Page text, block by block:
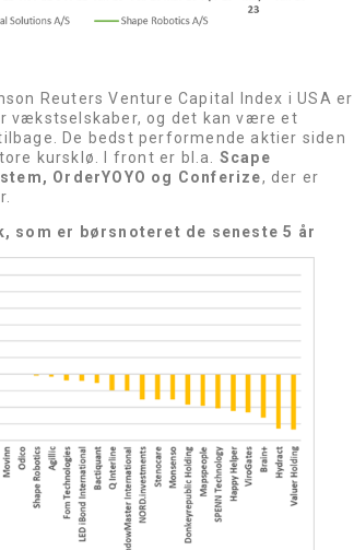
Reuters Venture Capital Index i USA er
vækstselskaber, og det kan være et
De bedst performende aktier siden
kursklø. I front er bl.a. Scape
OrderYOYO og Conferize, der er
som er børsnoteret de seneste 5 år